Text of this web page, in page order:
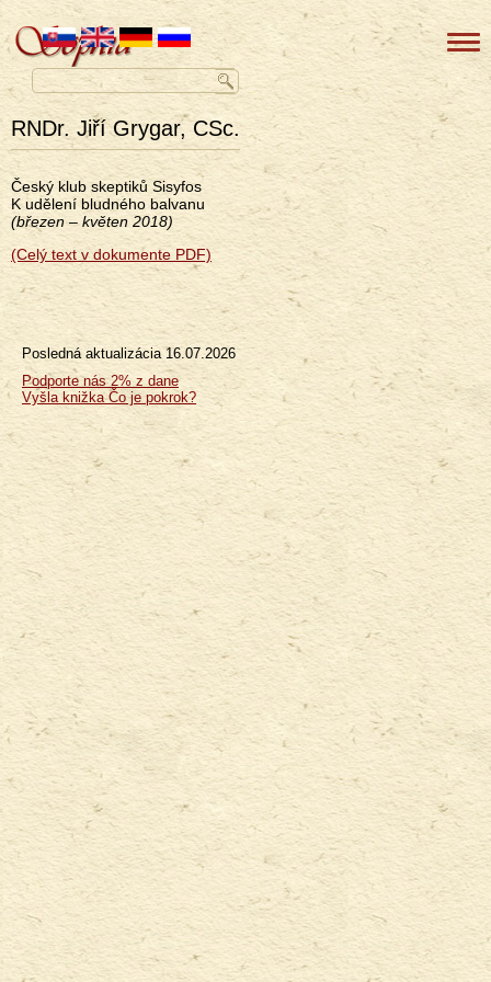
RNDr. Jiří Grygar, CSc.
Český klub skeptiků Sisyfos
K udělení bludného balvanu
(březen – květen 2018)
(Celý text v dokumente PDF)
Menu
Posledná aktualizácia 16.07.2026
Podporte nás 2% z dane
Vyšla knižka Čo je pokrok?